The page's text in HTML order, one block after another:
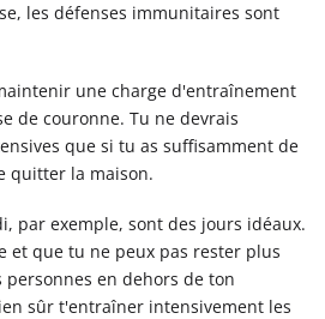
les défenses immunitaires sont
une charge d'entraînement
de couronne. Tu ne devrais
que si tu as suffisamment de
quitter la maison.
par exemple, sont des jours idéaux.
et que tu ne peux pas rester plus
en dehors de ton
sûr t'entraîner intensivement les